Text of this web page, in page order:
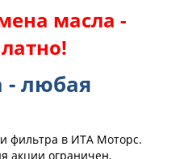
масла -
- любая
фильтра в ИТА Моторс.
акции ограничен.